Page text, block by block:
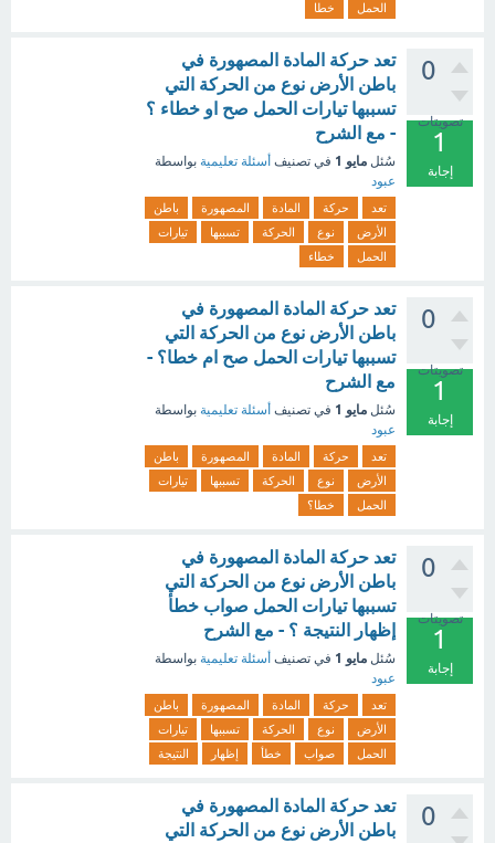
الحمل
خطا
0
تصويتات
1
إجابة
تعد حركة المادة المصهورة في
باطن الأرض نوع من الحركة التي
تسببها تيارات الحمل صح او خطاء ؟
- مع الشرح
سُئل مايو 1 في تصنيف أسئلة تعليمية بواسطة
عبود
تعد حركة المادة المصهورة
باطن
الأرض
نوع الحركة تسببها
تيارات
الحمل
خطاء
0
تصويتات
1
إجابة
تعد حركة المادة المصهورة في
باطن الأرض نوع من الحركة التي
تسببها تيارات الحمل صح ام خطا؟ -
مع الشرح
سُئل مايو 1 في تصنيف أسئلة تعليمية بواسطة
عبود
تعد حركة المادة المصهورة
باطن
الأرض
نوع الحركة تسببها
تيارات
الحمل
خطا؟
0
تصويتات
1
إجابة
تعد حركة المادة المصهورة في
باطن الأرض نوع من الحركة التي
تسببها تيارات الحمل صواب خطأ
إظهار النتيجة ؟ - مع الشرح
سُئل مايو 1 في تصنيف أسئلة تعليمية بواسطة
عبود
تعد حركة المادة المصهورة
باطن
الأرض
نوع الحركة تسببها
تيارات
الحمل
صواب خطأ إظهار النتيجة
0
تعد حركة المادة المصهورة في
باطن الأرض نوع من الحركة التي